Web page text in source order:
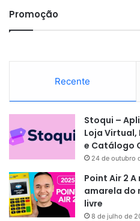
Promoção
Recente
Stoqui –
Loja Virtual,
e Catálogo
24 de outubro
Point Air 2
amarela do
livre
8 de julho de